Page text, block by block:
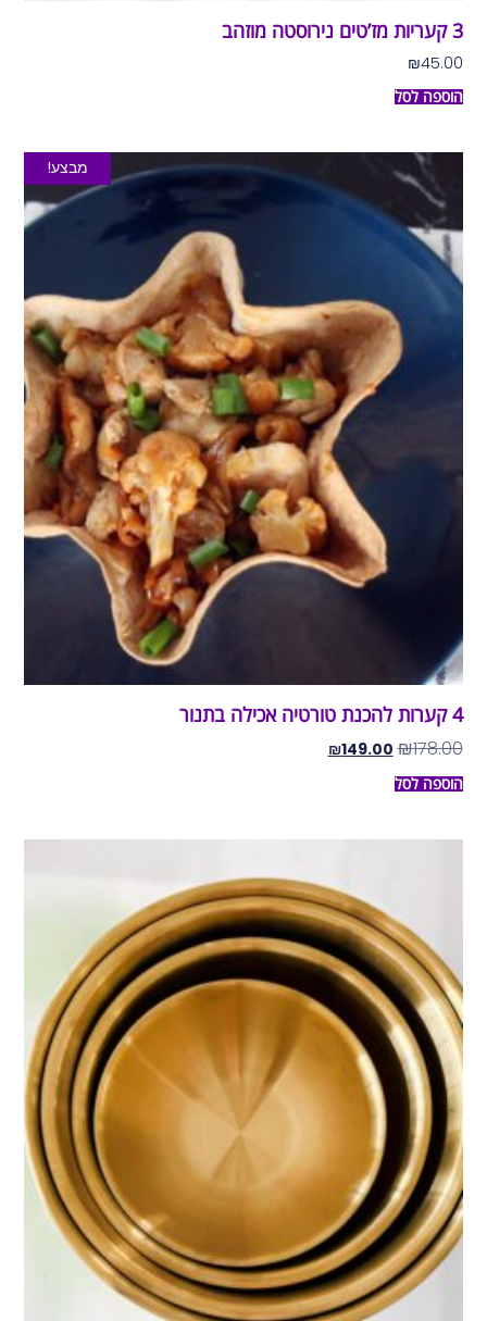
3 קעריות מז’טים נירוסטה מוזהב
₪45.00
הוספה לסל
מבצע!
4 קערות להכנת טורטיה אכילה בתנור
₪178.00
₪149.00
הוספה לסל